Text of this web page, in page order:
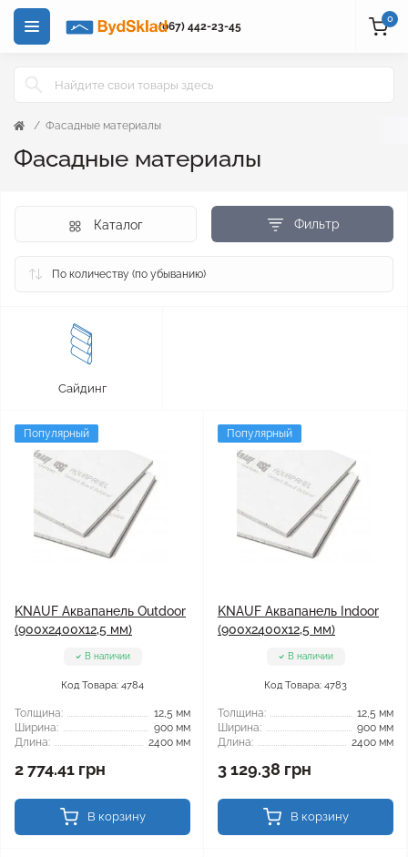
(067) 442-23-45
0
Фасадные материалы
Фасадные материалы
Фильтр
Каталог
Сайдинг
Популярный
KNAUF Аквапанель Outdoor
(900x2400x12,5 мм)
В наличии
Код Товара: 4784
Толщина:
12,5 мм
Ширина:
900 мм
Длина:
2400 мм
2 774.41 грн
В корзину
Популярный
KNAUF Аквапанель Indoor
(900x2400x12,5 мм)
В наличии
Код Товара: 4783
Толщина:
12,5 мм
Ширина:
900 мм
Длина:
2400 мм
3 129.38 грн
В корзину